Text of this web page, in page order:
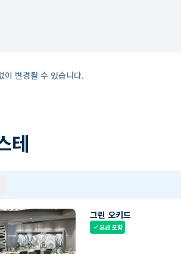
이 변경될 수 있습니다.
테
그린 오키드
check요금 포함